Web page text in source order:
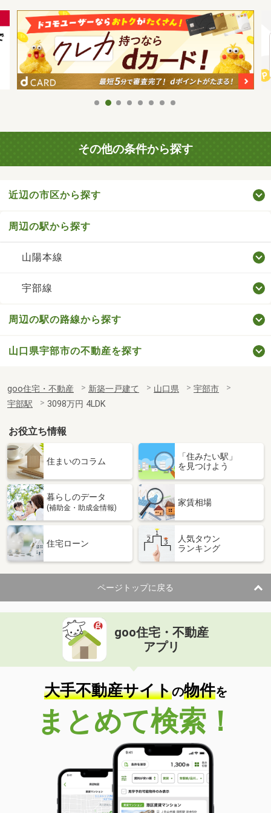
その他の条件から探す
近辺の市区から探す
周辺の駅から探す
山陽本線
宇部線
周辺の駅の路線から探す
山口県宇部市の不動産を探す
goo住宅・不動産 新築一戸建て 山口県
宇部市
宇部駅
3098万円 4LDK
お役立ち情報
住まいのコラム
「住みたい駅」
を見つけよう
暮らしのデータ
(補助金・助成金情報)
家賃相場
住宅ローン
人気タウン
ランキング
ページトップに戻る
goo住宅・不動産
アプリ
大手不動産サイトの物件を
まとめて検索！